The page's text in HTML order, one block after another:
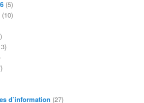
(5)
(10)
d’information (27)